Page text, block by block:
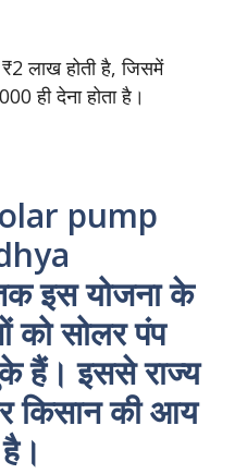
लाख होती है, जिसमें
ही देना होता है।
pump
इस योजना के
को सोलर पंप
हैं। इससे राज्य
किसान की आय